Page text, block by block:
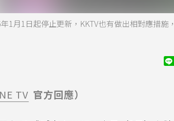
1月1日起停止更新，KKTV也有做出相對應措施
TV 官方回應）